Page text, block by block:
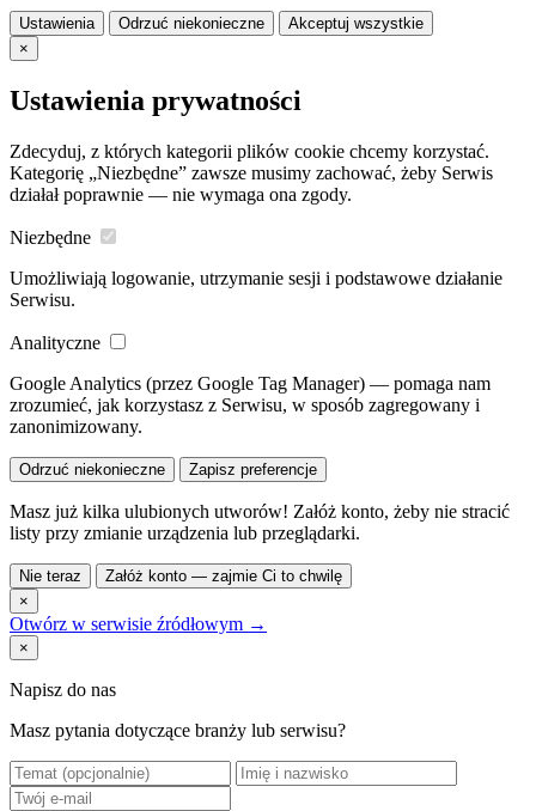
Ustawienia Odrzuć niekonieczne
Akceptuj wszystkie
×
Ustawienia prywatności
Zdecyduj, z których kategorii plików cookie chcemy korzystać.
Kategorię „Niezbędne” zawsze musimy zachować, żeby Serwis
działał poprawnie — nie wymaga ona zgody.
Niezbędne
Umożliwiają logowanie, utrzymanie sesji i podstawowe działanie
Serwisu.
Analityczne
Google Analytics (przez Google Tag Manager) — pomaga nam
zrozumieć, jak korzystasz z Serwisu, w sposób zagregowany i
zanonimizowany.
Odrzuć niekonieczne Zapisz preferencje
Masz już kilka ulubionych utworów! Załóż konto, żeby nie stracić
listy przy zmianie urządzenia lub przeglądarki.
Nie teraz
Załóż konto — zajmie Ci to chwilę
×
Otwórz w serwisie źródłowym →
×
Napisz do nas
Masz pytania dotyczące branży lub serwisu?